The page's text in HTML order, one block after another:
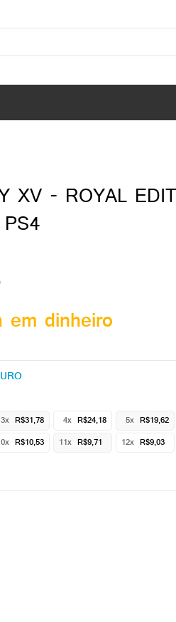
XV - ROYAL
em dinheiro
3x R$31,78 4x R$24,18 5x R$19,62
R$10,53 11x R$9,71 12x R$9,03